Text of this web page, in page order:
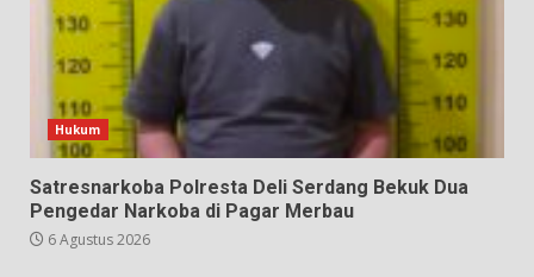
Hukum
Satresnarkoba Polresta Deli Serdang Bekuk Dua
Pengedar Narkoba di Pagar Merbau
6 Agustus 2026